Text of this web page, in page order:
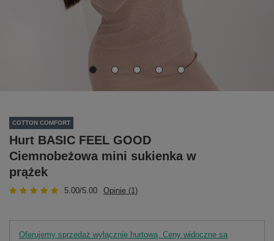
COTTON COMFORT
Hurt BASIC FEEL GOOD
Ciemnobeżowa mini sukienka w
prążek
5.00/5.00 Opinie (1)
Oferujemy sprzedaż wyłącznie hurtową. Ceny widoczne są